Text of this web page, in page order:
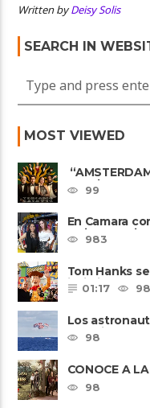
Written byDeisy Solis
SEARCH IN
MOST VIEWED
October 7,
99
En Camara
Majo Cornejo,
983
Tom Hanks
intimidado de
01:17 98
Los
seguridad
98
CONOCE A
DE GAVILANES
98